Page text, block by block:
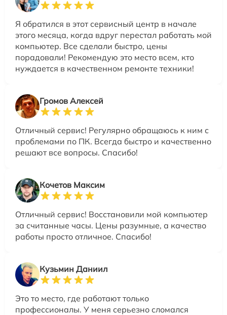
Я обратился в этот сервисный центр в начале
этого месяца, когда вдруг перестал работать мой
компьютер. Все сделали быстро, цены
порадовали! Рекомендую это место всем, кто
нуждается в качественном ремонте техники!
Громов Алексей
Отличный сервис! Регулярно обращаюсь к ним с
проблемами по ПК. Всегда быстро и качественно
решают все вопросы. Спасибо!
Кочетов Максим
Отличный сервис! Восстановили мой компьютер
за считанные часы. Цены разумные, а качество
работы просто отличное. Спасибо!
Кузьмин Даниил
Это то место, где работают только
профессионалы. У меня серьезно сломался